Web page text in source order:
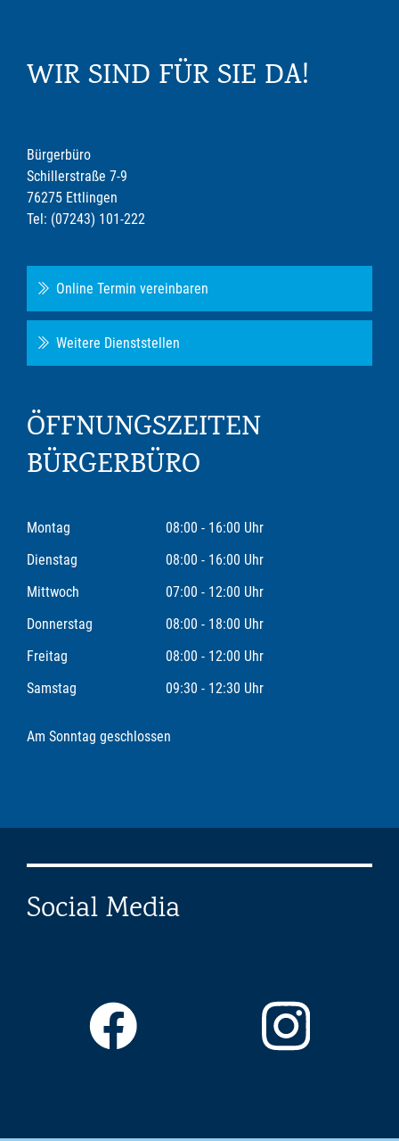
WIR SIND FÜR SIE DA!
Bürgerbüro
Schillerstraße 7-9
76275 Ettlingen
Tel: (07243) 101-222
Online Termin vereinbaren
Weitere Dienststellen
ÖFFNUNGSZEITEN
BÜRGERBÜRO
Montag
08:00 - 16:00 Uhr
Dienstag
08:00 - 16:00 Uhr
Mittwoch
07:00 - 12:00 Uhr
Donnerstag
08:00 - 18:00 Uhr
Freitag
08:00 - 12:00 Uhr
Samstag
09:30 - 12:30 Uhr
Am Sonntag geschlossen
Social Media